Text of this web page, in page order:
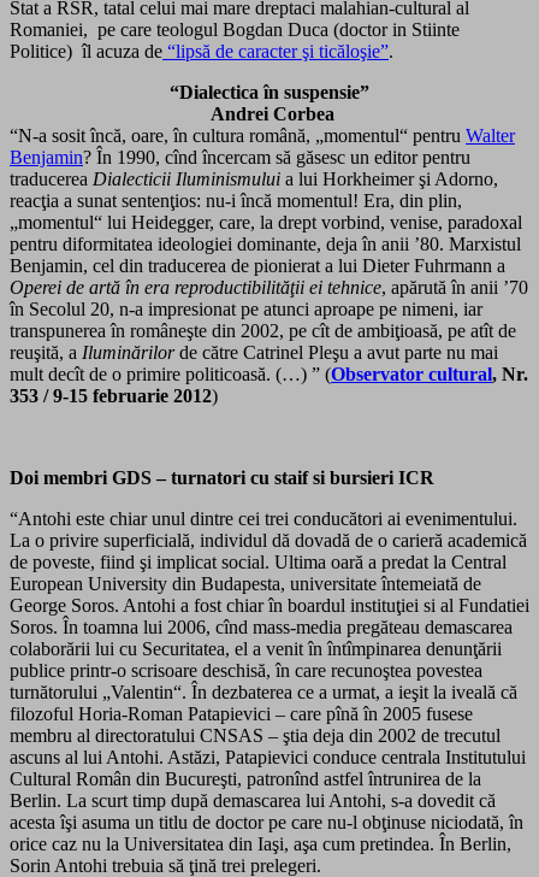
Stat a RSR, tatal celui mai mare dreptaci malahian-cultural al
Romaniei, pe care teologul Bogdan Duca (doctor in Stiinte
Politice) îl acuza de “lipsă de caracter şi ticăloşie”.
“Dialectica în suspensie”
Andrei Corbea
“N-a sosit încă, oare, în cultura română, „momentul“ pentru Walter
Benjamin? În 1990, cînd încercam să găsesc un editor pentru
traducerea Dialecticii Iluminismului a lui Horkheimer şi Adorno,
reacţia a sunat sentenţios: nu-i încă momentul! Era, din plin,
„momentul“ lui Heidegger, care, la drept vorbind, venise, paradoxal
pentru diformitatea ideologiei dominante, deja în anii ’80. Marxistul
Benjamin, cel din traducerea de pionierat a lui Dieter Fuhrmann a
Operei de artă în era reproductibilităţii ei tehnice, apărută în anii ’70
în Secolul 20, n-a impresionat pe atunci aproape pe nimeni, iar
transpunerea în româneşte din 2002, pe cît de ambiţioasă, pe atît de
reuşită, a Iluminărilorde către Catrinel Pleşu a avut parte nu mai
mult decît de o primire politicoasă. (…) ” (Observator cultural, Nr.
353 / 9-15 februarie 2012)
Doi membri GDS – turnatori cu staif si bursieri ICR
“Antohi este chiar unul dintre cei trei conducători ai evenimentului.
La o privire superficială, individul dă dovadă de o carieră academică
de poveste, fiind şi implicat social. Ultima oară a predat la Central
European University din Budapesta, universitate întemeiată de
George Soros. Antohi a fost chiar în boardul instituţiei si al Fundatiei
Soros. În toamna lui 2006, cînd mass-media pregăteau demascarea
colaborării lui cu Securitatea, el a venit în întîmpinarea denunţării
publice printr-o scrisoare deschisă, în care recunoştea povestea
turnătorului „Valentin“. În dezbaterea ce a urmat, a ieşit la iveală că
filozoful Horia-Roman Patapievici – care pînă în 2005 fusese
membru al directoratului CNSAS – ştia deja din 2002 de trecutul
ascuns al lui Antohi. Astăzi, Patapievici conduce centrala Institutului
Cultural Român din Bucureşti, patronînd astfel întrunirea de la
Berlin. La scurt timp după demascarea lui Antohi, s-a dovedit că
acesta îşi asuma un titlu de doctor pe care nu-l obţinuse niciodată, în
orice caz nu la Universitatea din Iaşi, aşa cum pretindea. În Berlin,
Sorin Antohi trebuia să ţină trei prelegeri.